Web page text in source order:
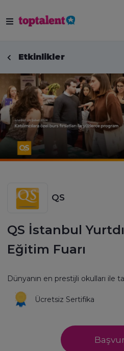
Etkinlikler
QS
QS İstanbul
Eğitim Fuarı
Dünyanın en prestijli okulları ile
Ücretsiz Sertifika